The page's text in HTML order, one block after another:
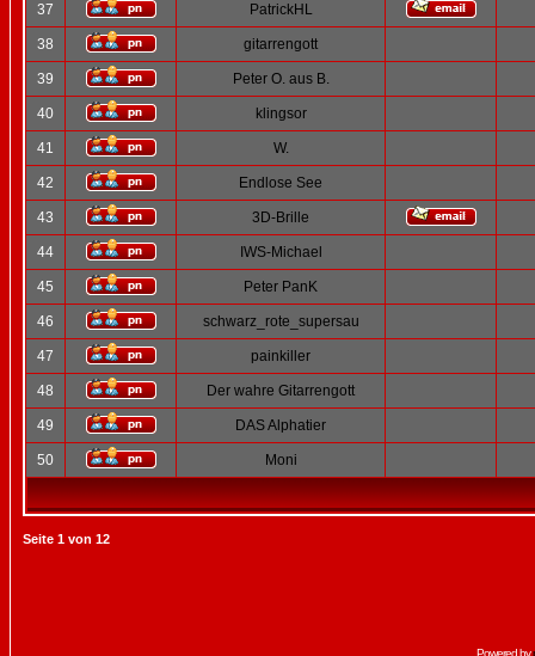
37 PatrickHL
38 gitarrengott
39 Peter O. aus B.
40 klingsor
41 W.
42 Endlose See
43 3D-Brille
44 IWS-Michael
45 Peter PanK
46 schwarz_rote_supersau
47 painkiller
48 Der wahre Gitarrengott
49 DAS Alphatier
50 Moni
Seite 1 von 12
Powered by